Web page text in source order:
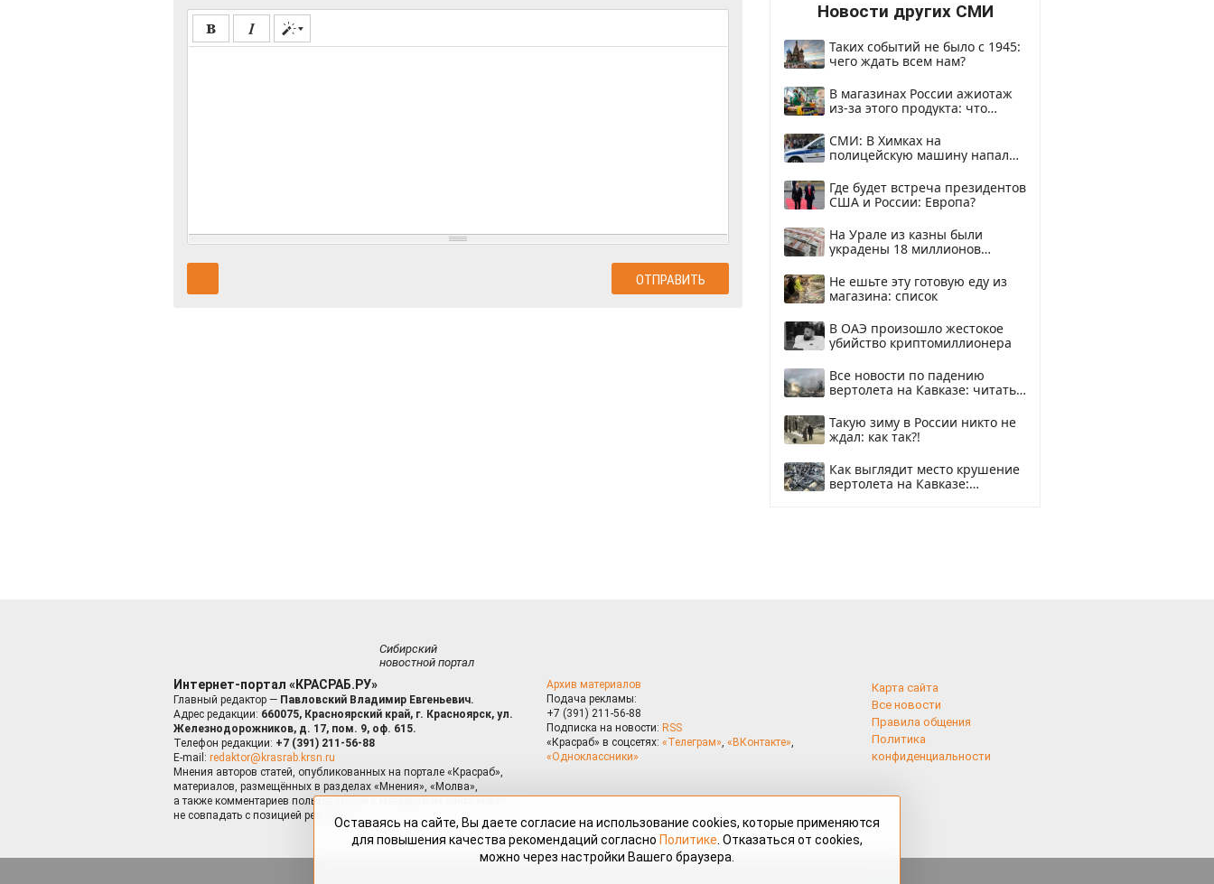
Новости других СМИ
Таких событий не было с 1945:
чего ждать всем нам?
В магазинах России ажиотаж
из-за этого продукта: что
СМИ: В Химках на
полицейскую машину напали
Где будет встреча президентов
США и России: Европа?
На Урале из казны были
украдены 18 миллионов
Не ешьте эту готовую еду из
магазина: список
В ОАЭ произошло жестокое
убийство криптомиллионера
Все новости по падению
вертолета на Кавказе: читать
Такую зиму в России никто не
ждал: как так?!
Как выглядит место крушение
вертолета на Кавказе:
Сибирский
новостной портал
Интернет-портал «КРАСРАБ.РУ»
Главный редактор — Павловский Владимир Евгеньевич.
Адрес редакции: 660075, Красноярский край, г. Красноярск, ул.
Железнодорожников, д. 17, пом. 9, оф. 615.
Телефон редакции: +7 (391) 211-56-88
E-mail: redaktor@krasrab.krsn.ru
Мнения авторов статей, опубликованных на портале «Красраб»,
материалов, размещённых в разделах «Мнения», «Молва»,
а также комментариев пользователей к материалам сайта могут
не совпадать с позицией редакции.
Архив материалов
Подача рекламы:
+7 (391) 211-56-88
Подписка на новости: RSS
«Красраб» в соцсетях: «Телеграм», «ВКонтакте»,
«Одноклассники»
Карта сайта
Все новости
Правила общения
Политика
конфиденциальности
Оставаясь на сайте, Вы даете согласие на использование cookies, которые применяются
для повышения качества рекомендаций согласно Политике . Отказаться от cookies,
можно через настройки Вашего браузера.